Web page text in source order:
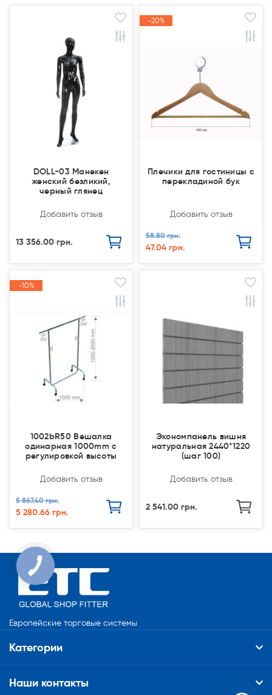
DOLL-03 Манекен
женский безликий,
черный глянец
Добавить отзыв
13 356.00 грн.
-20%
-20%
Плечики для гостиницы с
перекладиной бук
Добавить отзыв
58.80 грн.
47.04 грн.
-10%
-10%
1002bR50 Вешалка
одинарная 1000mm с
регулировкой высоты
Добавить отзыв
5 867.40 грн.
5 280.66 грн.
Экономпанель вишня
натуральная 2440*1220
(шаг 100)
Добавить отзыв
2 541.00 грн.
Европейские торговые системы
Категории
Наши контакты
КНОПКА
СВЯЗИ